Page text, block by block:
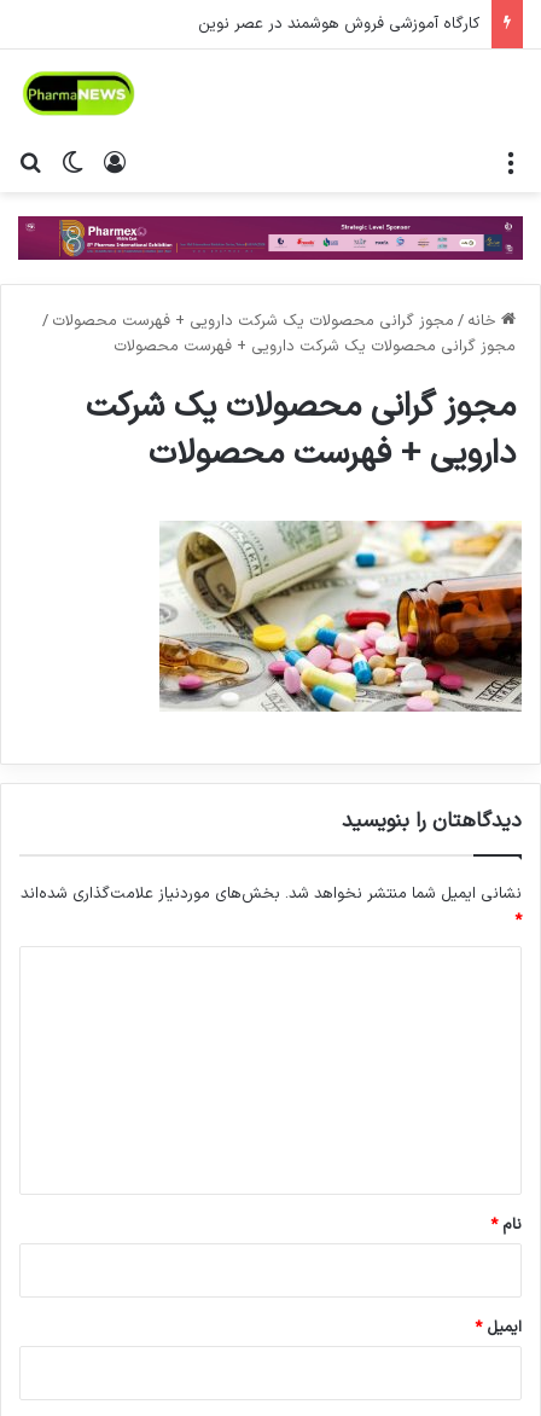
کارگاه آموزشی فروش هوشمند در عصر نوین
تغییر ورود
خانه / مجوز گرانی محصولات یک شرکت دارویی + فهرست محصولات /
مجوز گرانی محصولات یک شرکت دارویی + فهرست محصولات
مجوز گرانی محصولات یک شرکت
دارویی + فهرست محصولات
دیدگاهتان را بنویسید
نشانی ایمیل شما منتشر نخواهد شد. بخش‌های موردنیاز علامت‌گذاری شده‌اند
*
نام*
ایمیل*